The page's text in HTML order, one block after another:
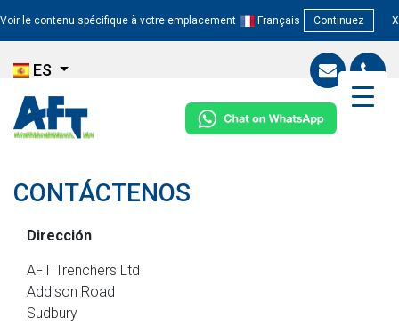
Voir le contenu spécifique à votre emplacement Français Continuez X
ES
CONTÁCTENOS
Dirección
AFT Trenchers Ltd
Addison Road
Sudbury